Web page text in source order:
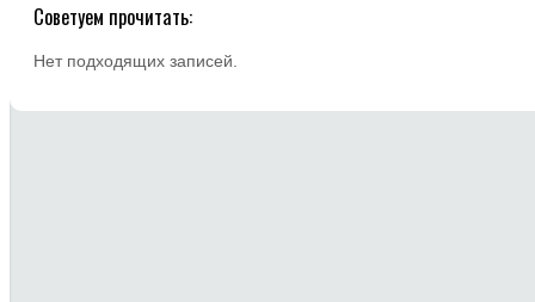
Советуем прочитать:
Нет подходящих записей.